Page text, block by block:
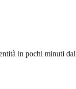
in pochi minuti dal